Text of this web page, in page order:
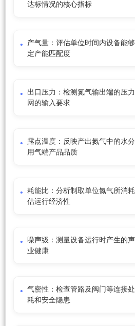
达标情况的核心指标
产气量：评估单位时间内设备能
定产能匹配度
出口压力：检测氮气输出端的压
网的输入要求
露点温度：反映产出氮气中的水
用气端产品品质
耗能比：分析制取单位氮气所消
估运行经济性
噪声级：测量设备运行时产生的
业健康
气密性：检查管路及阀门等连接
耗和安全隐患